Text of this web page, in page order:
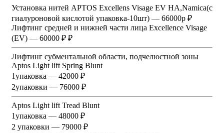
Установка нитей APTOS Excellens Visagе EV HA,Namica(c
гиалуроновой кислотой упаковка-10шт) — 66000р ₽
Лифтинг средней и нижней части лица Excellence Visage
(EV) — 60000 ₽ ₽
Лифтинг субментальной области, подчелюстной зоны
Aptos Light lift Spring Blunt
1упаковка — 42000 ₽
2упаковки — 76000 ₽
Aptos Light lift Tread Blunt
1упаковка — 48000 ₽
2 упаковки — 79000 ₽